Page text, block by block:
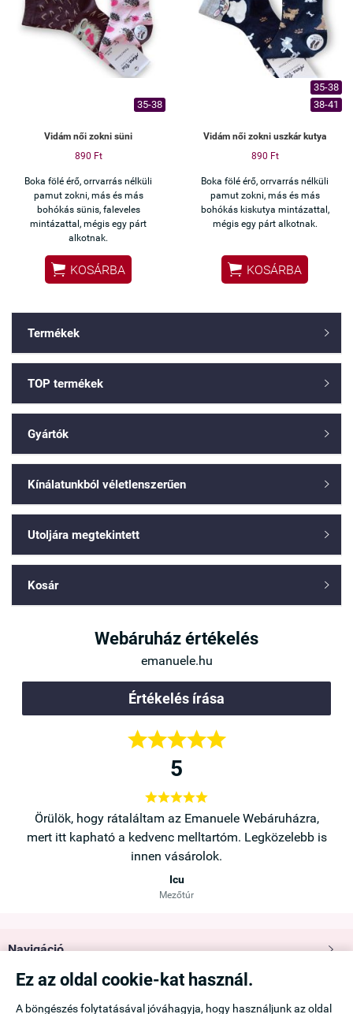
Ez az oldal cookie-kat használ.
A böngészés folytatásával jóváhagyja, hogy használjunk az oldal
35-38
Vidám női zokni süni
890 Ft
Boka fölé érő, orrvarrás nélküli
pamut zokni, más és más
bohókás sünis, faleveles
mintázattal, mégis egy párt
alkotnak.
 KOSÁRBA
35-38
38-41
Vidám női zokni uszkár kutya
890 Ft
Boka fölé érő, orrvarrás nélküli
pamut zokni, más és más
bohókás kiskutya mintázattal,
mégis egy párt alkotnak.
 KOSÁRBA
Termékek 
TOP termékek 
Gyártók 
Kínálatunkból véletlenszerűen 
Utoljára megtekintett 
Kosár 
Webáruház értékelés
emanuele.hu
Értékelés írása

5

Örülök, hogy rátaláltam az Emanuele Webáruházra,
mert itt kapható a kedvenc melltartóm. Legközelebb is
innen vásárolok.
Icu
Mezőtúr
Navigáció 
Saját fiók